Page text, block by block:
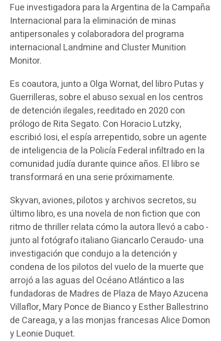
Fue investigadora para la Argentina de la Campaña
Internacional para la eliminación de minas
antipersonales y colaboradora del programa
internacional Landmine and Cluster Munition
Monitor.
Es coautora, junto a Olga Wornat, del libro Putas y
Guerrilleras, sobre el abuso sexual en los centros
de detención ilegales, reeditado en 2020 con
prólogo de Rita Segato. Con Horacio Lutzky,
escribió Iosi, el espía arrepentido, sobre un agente
de inteligencia de la Policía Federal infiltrado en la
comunidad judía durante quince años. El libro se
transformará en una serie próximamente.
Skyvan, aviones, pilotos y archivos secretos, su
último libro, es una novela de non fiction que con
ritmo de thriller relata cómo la autora llevó a cabo -
junto al fotógrafo italiano Giancarlo Ceraudo- una
investigación que condujo a la detención y
condena de los pilotos del vuelo de la muerte que
arrojó a las aguas del Océano Atlántico a las
fundadoras de Madres de Plaza de Mayo Azucena
Villaflor, Mary Ponce de Bianco y Esther Ballestrino
de Careaga, y a las monjas francesas Alice Domon
y Leonie Duquet.